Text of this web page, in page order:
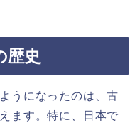
歴史
うになったのは、古
ます。特に、日本で